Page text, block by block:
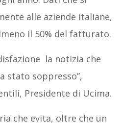
alle aziende italiane,
il 50% del fatturato.
la notizia che
stato soppresso”,
Presidente di Ucima.
che evita, oltre che un